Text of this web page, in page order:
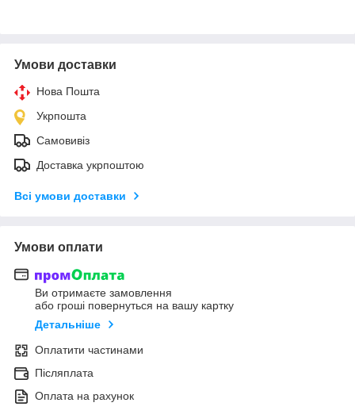
Умови доставки
Нова Пошта
Укрпошта
Самовивіз
Доставка укрпоштою
Всі умови доставки
Умови оплати
Ви отримаєте замовлення
або гроші повернуться на вашу картку
Детальніше
Оплатити частинами
Післяплата
Оплата на рахунок